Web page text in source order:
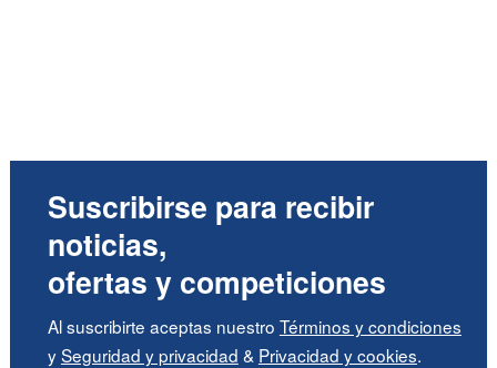
Suscribirse para recibir
noticias,
ofertas y competiciones
Al suscribirte aceptas nuestro Términos y condiciones
ySeguridad y privacidad & Privacidad y cookies.